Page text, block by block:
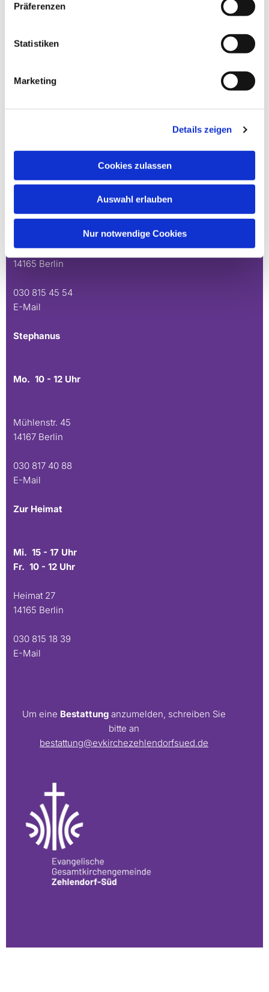
Präferenzen
Statistiken
Marketing
Details zeigen
Cookies zulassen
Auswahl erlauben
Nur notwendige Cookies
030 815 18 39
Schönow-Buschgraben
Do. 16.30 - 18.30 Uhr
Andréezeile 21-23
14165 Berlin
030 815 45 54
E-Mail
Stephanus
Mo. 10 - 12 Uhr
Mühlenstr. 45
14167 Berlin
030 817 40 88
E-Mail
Zur Heimat
Mi. 15 - 17 Uhr
Fr. 10 - 12 Uhr
Heimat 27
14165 Berlin
030 815 18 39
E-Mail
Um eine Bestattung anzumelden, schreiben Sie
bitte an
bestattung@evkirchezehlendorfsued.de